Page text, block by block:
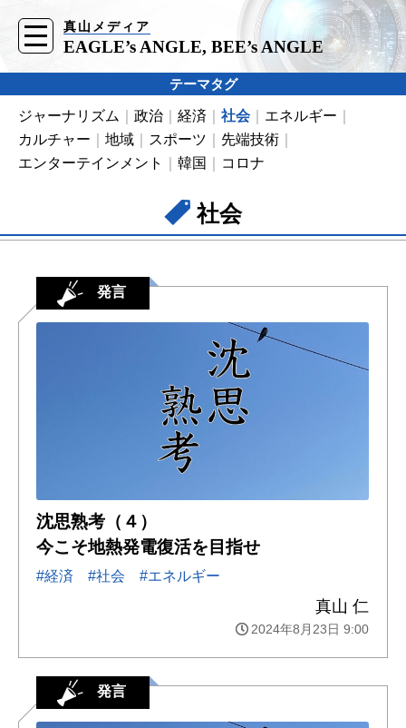
真山メディア
EAGLE’s ANGLE, BEE’s ANGLE
t
o
g
e
a
v
i
g
a
テーマタグ
ジャーナリズム 政治 経済 社会
エネルギー
カルチャー
地域 スポーツ
先端技術
エンターテインメント
韓国 コロナ
社会
発言
沈思熟考（４）
今こそ地熱発電復活を目指せ
#経済 #社会 #エネルギー
真山 仁
2024年8月23日 9:00
発言